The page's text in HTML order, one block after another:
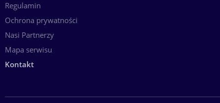
Regulamin
Ochrona prywatności
Nasi Partnerzy
Mapa serwisu
Kontakt